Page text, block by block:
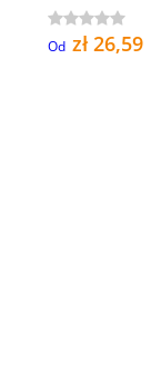
Od zł 26,59